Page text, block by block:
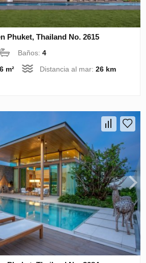
Phuket, Thailand No. 2615
Baños:4
m² Distancia al mar:26 km